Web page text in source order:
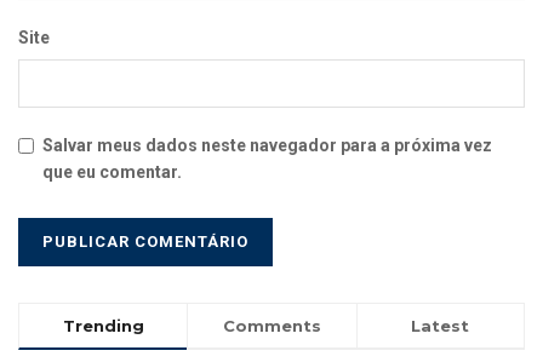
Site
Salvar meus dados neste navegador para a próxima vez
que eu comentar.
Trending Comments Latest